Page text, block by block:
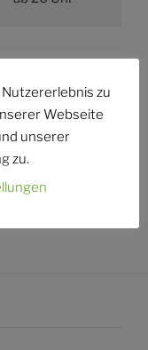
zu
Webseite
unserer
zu.